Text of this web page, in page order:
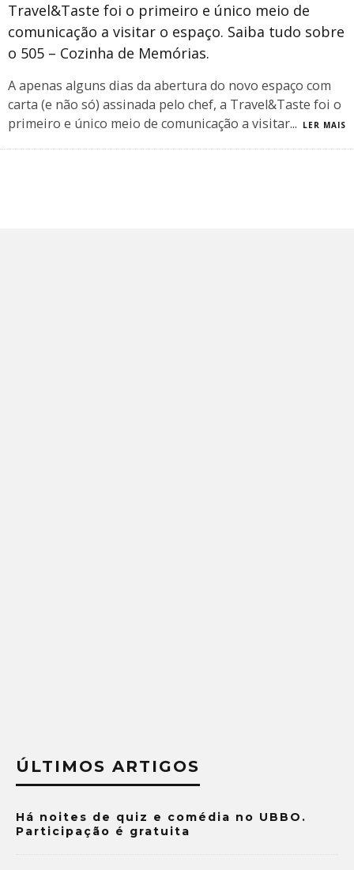
Travel&Taste foi o primeiro e único meio de
comunicação a visitar o espaço. Saiba tudo sobre
o 505 – Cozinha de Memórias.
A apenas alguns dias da abertura do novo espaço com
carta (e não só) assinada pelo chef, a Travel&Taste foi o
primeiro e único meio de comunicação a visitar... LER MAIS
ÚLTIMOS ARTIGOS
Há noites de quiz e comédia no UBBO.
Participação é gratuita